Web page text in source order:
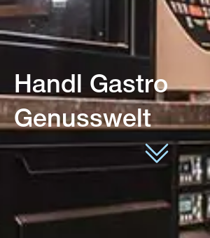
Handl Gastro
Genusswelt